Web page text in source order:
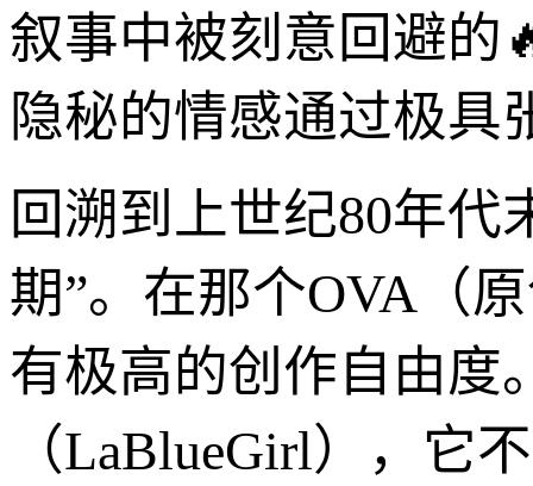
叙事中被刻意回避的
隐秘的情感通过极具
回溯到上世纪80年代
期”。在那个OVA（
有极高的创作自由度
（LaBlueGirl），它